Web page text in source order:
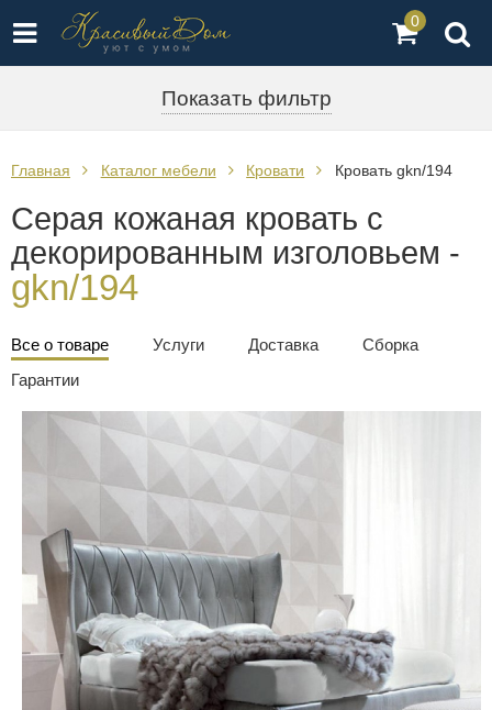
0
Показать фильтр
Главная Каталог мебели Кровати Кровать gkn/194
Серая кожаная кровать с
декорированным изголовьем -
gkn/194
Все о товаре Услуги Доставка
Сборка
Гарантии